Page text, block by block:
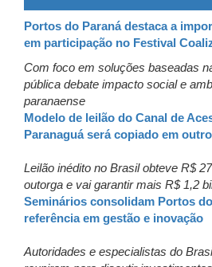
Portos do Paraná destaca a
em participação no Festival
Com foco em soluções baseadas
pública debate impacto social e
paranaense​
Modelo de leilão do Canal de
Paranaguá será copiado em
Leilão inédito no Brasil obteve R$
outorga e vai garantir mais R$ 1,2
Seminários consolidam Portos
referência em gestão e inovação
Autoridades e especialistas do